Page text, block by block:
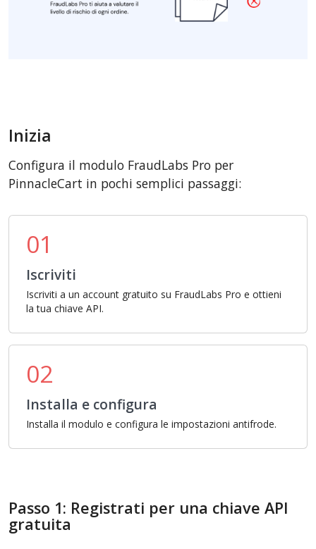
Inizia
Configura il modulo FraudLabs Pro per
PinnacleCart in pochi semplici passaggi:
01
Iscriviti
Iscriviti a un account gratuito su FraudLabs Pro e ottieni
la tua chiave API.
02
Installa e configura
Installa il modulo e configura le impostazioni antifrode.
Passo 1: Registrati per una chiave API
gratuita